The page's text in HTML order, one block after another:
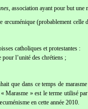
, association ayant pour but une
œcuménique (probablement
catholiques et protestantes :
pour l’unité des chrétiens ;
que dans ce temps de
Marasme » est le terme utilisé
en cette année 2010.